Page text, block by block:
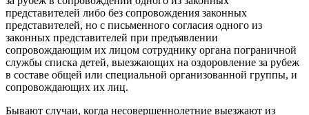
представителей либо без сопровождения законных
представителей, но с письменного согласия одного из
законных представителей при предъявлении
сопровождающим их лицом сотруднику органа пограничной
службы списка детей, выезжающих на оздоровление за рубеж
в составе общей или специальной организованной группы, и
сопровождающих их лиц.
Бывают случаи, когда несовершеннолетние выезжают из